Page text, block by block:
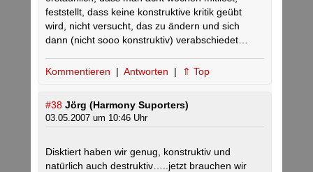
feststellt, dass keine konstruktive kritik geübt
wird, nicht versucht, das zu ändern und sich
dann (nicht sooo konstruktiv) verabschiedet…
Kommentieren | Antworten | ⇑ Top
#38 Jörg (Harmony Suporters)
03.05.2007 um 10:46 Uhr
Disktiert haben wir genug, konstruktiv und
natürlich auch destruktiv…..jetzt brauchen wir